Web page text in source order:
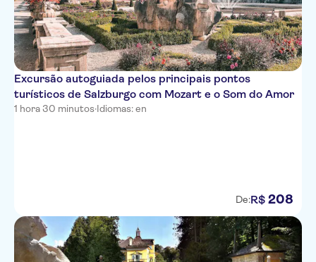
Português
Excursão autoguiada pelos principais pontos
turísticos de Salzburgo com Mozart e o Som do Amor
1 hora 30 minutos·Idiomas: en
De:R$ 208